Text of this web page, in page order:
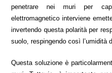
penetrare nei muri per
elettromagnetico interviene
invertendo questa polarità per
suolo, respingendo così l’umidità
Questa soluzione è